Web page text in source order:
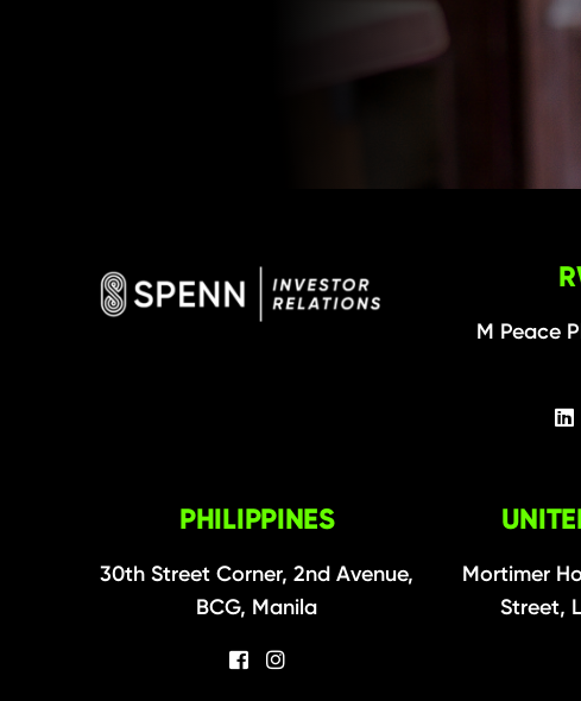
M Peace
PHILIPPINES
30th Street Corner, 2nd Avenue,
BCG, Manila
Mortimer
Street,